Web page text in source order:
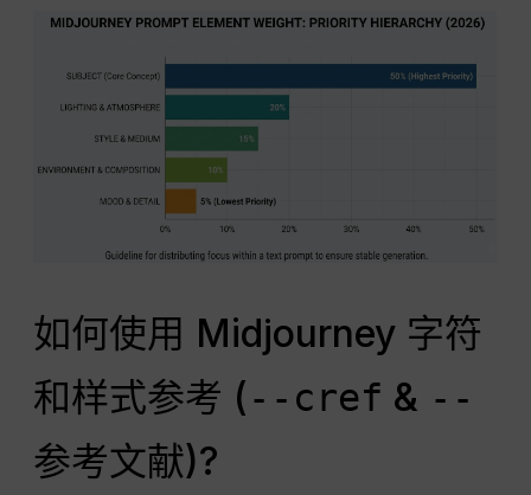
如何使用 Midjourney 字符
和样式参考 (--cref & --
参考文献)?